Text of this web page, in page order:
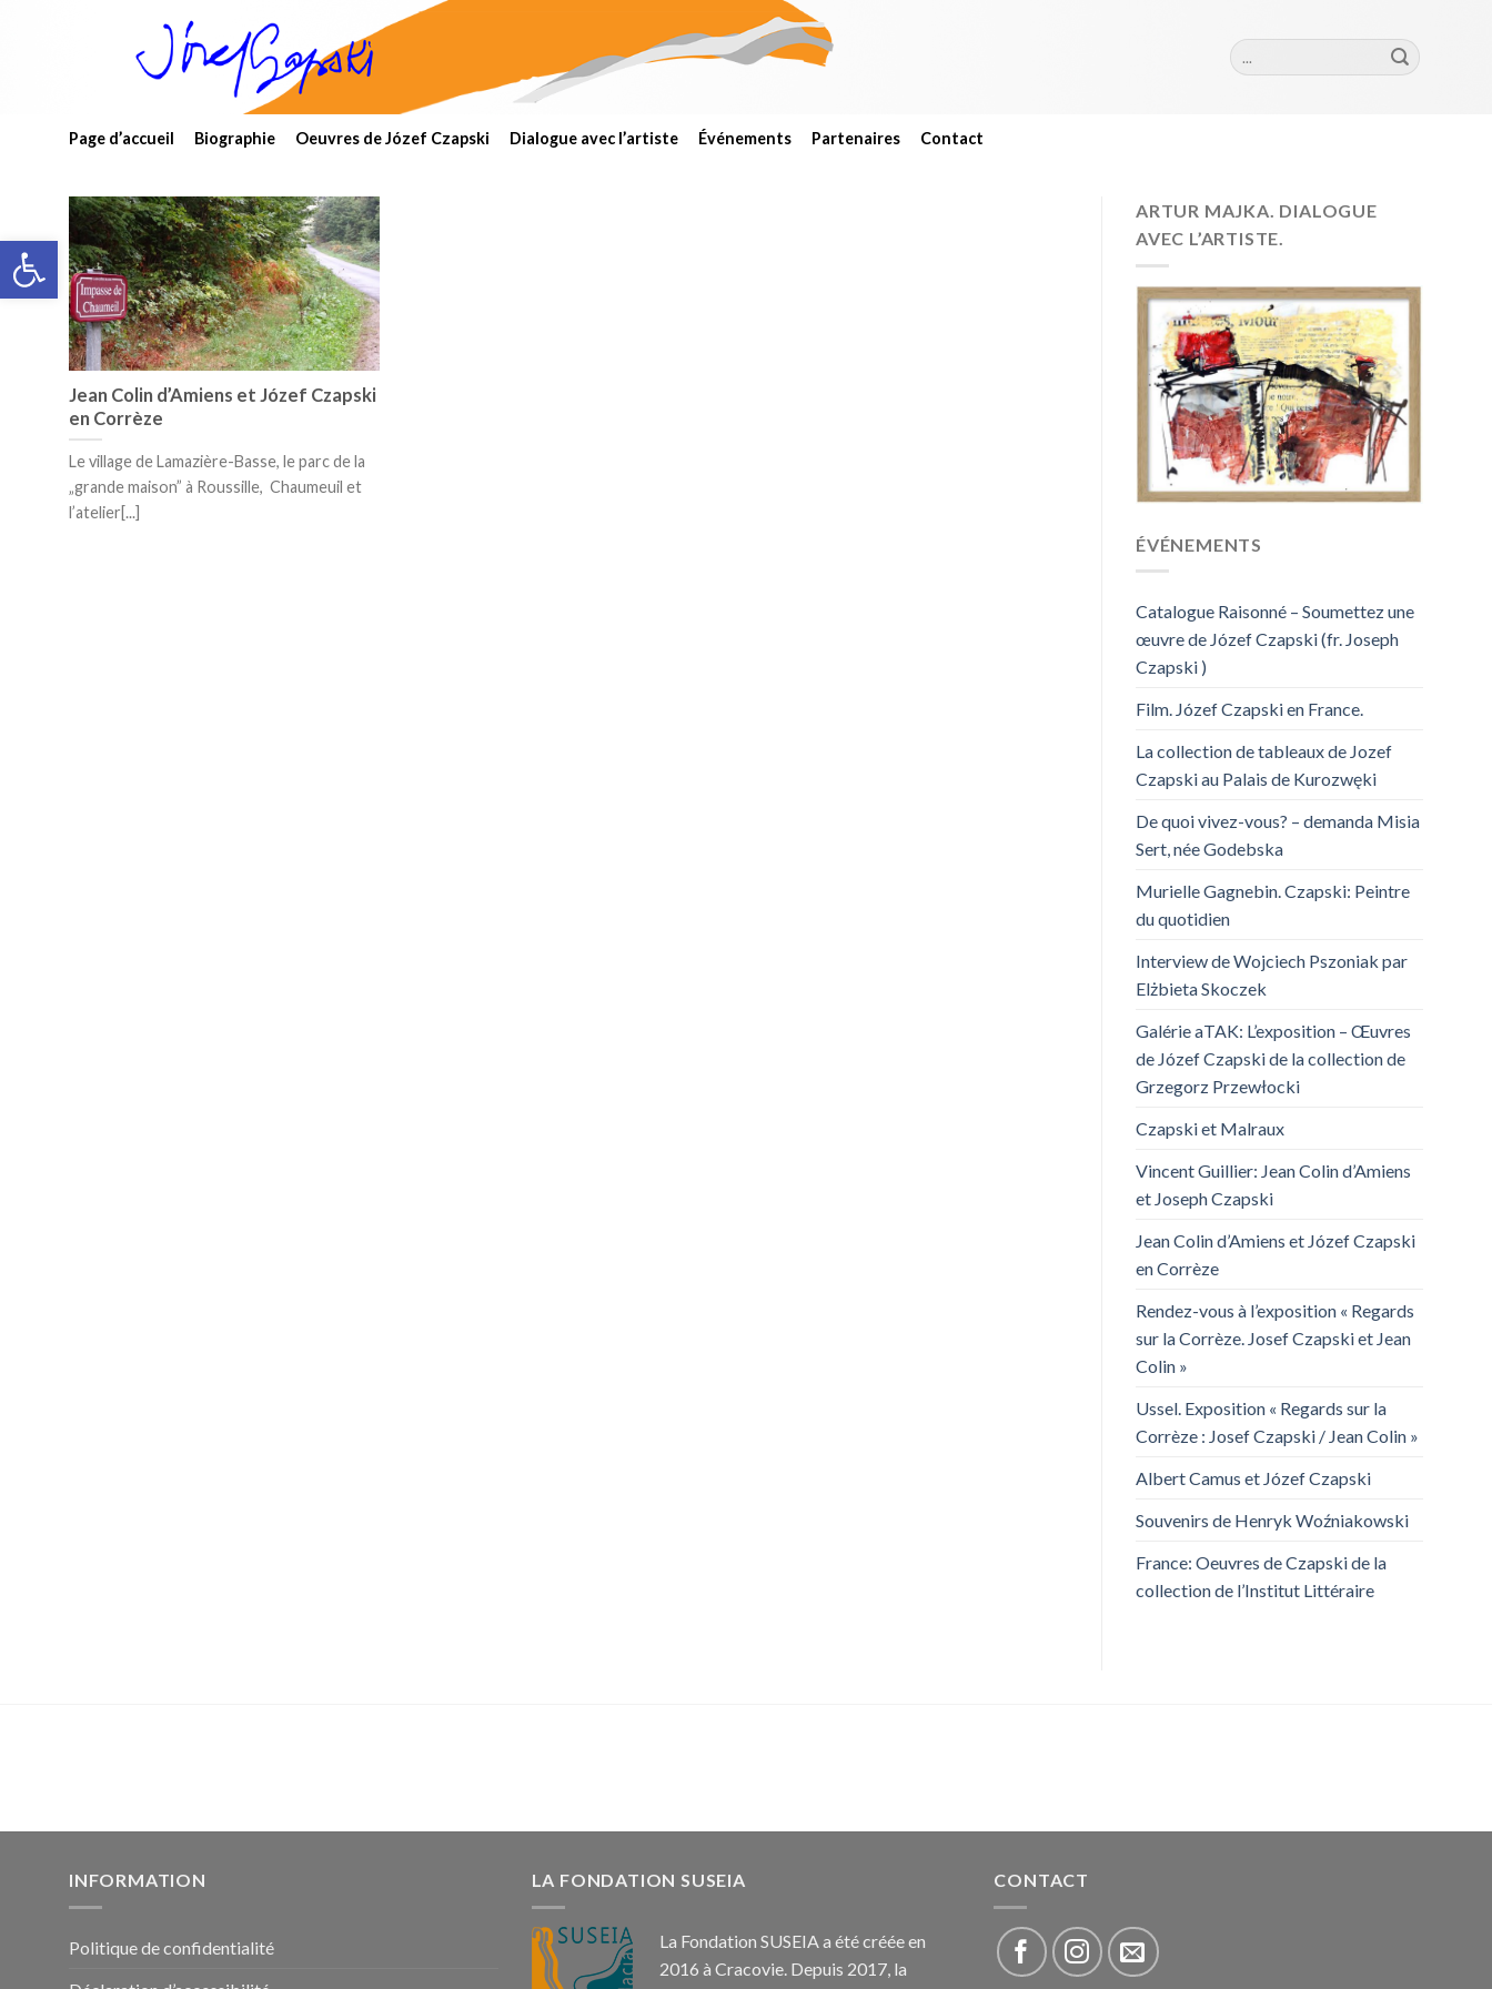
Open toolbar
Szukaj:
Page d’accueil Biographie Oeuvres de Józef Czapski Dialogue avec l’artiste Événements Partenaires Contact
Jean Colin d’Amiens et Józef Czapski
en Corrèze
Le village de Lamazière-Basse, le parc de la
„grande maison” à Roussille, Chaumeuil et
l’atelier[...]
ARTUR MAJKA. DIALOGUE
AVEC L’ARTISTE.
ÉVÉNEMENTS
Catalogue Raisonné – Soumettez une
œuvre de Józef Czapski (fr. Joseph
Czapski )
Film. Józef Czapski en France.
La collection de tableaux de Jozef
Czapski au Palais de Kurozwęki
De quoi vivez-vous? – demanda Misia
Sert, née Godebska
Murielle Gagnebin. Czapski: Peintre
du quotidien
Interview de Wojciech Pszoniak par
Elżbieta Skoczek
Galérie aTAK: L’exposition – Œuvres
de Józef Czapski de la collection de
Grzegorz Przewłocki
Czapski et Malraux
Vincent Guillier: Jean Colin d’Amiens
et Joseph Czapski
Jean Colin d’Amiens et Józef Czapski
en Corrèze
Rendez-vous à l’exposition « Regards
sur la Corrèze. Josef Czapski et Jean
Colin »
Ussel. Exposition « Regards sur la
Corrèze : Josef Czapski / Jean Colin »
Albert Camus et Józef Czapski
Souvenirs de Henryk Woźniakowski
France: Oeuvres de Czapski de la
collection de l’Institut Littéraire
INFORMATION
Politique de confidentialité
LA FONDATION SUSEIA
La Fondation SUSEIA a été créée en
2016 à Cracovie. Depuis 2017, la
CONTACT